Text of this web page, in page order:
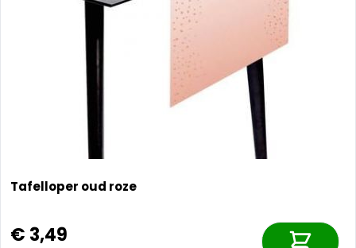
Tafelloper oud roze
€ 3,49